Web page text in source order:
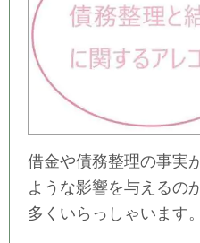
借金や債務整理の事実
ような影響を与えるの
多くいらっしゃいます。